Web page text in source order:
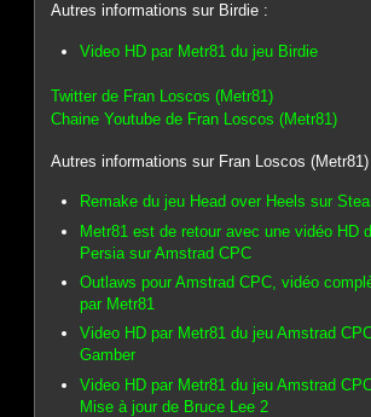
Autres informations sur Birdie :
Video HD par Metr81 du jeu Birdie
Twitter de Fran Loscos (Metr81)
Chaine Youtube de Fran Loscos (Metr81)
Autres informations sur Fran Loscos (Metr81)
Remake du jeu Head over Heels sur
Metr81 est de retour avec une vidéo HD
Persia sur Amstrad CPC
Outlaws pour Amstrad CPC, vidéo
par Metr81
Video HD par Metr81 du jeu Amstrad
Gamber
Video HD par Metr81 du jeu Amstrad
Mise à jour de Bruce Lee 2